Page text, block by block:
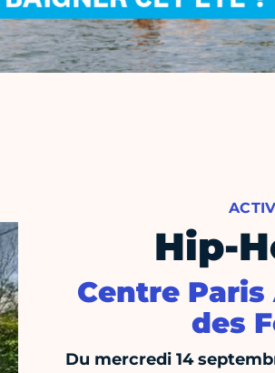
Hip-
Centre
des
Du mercredi 14